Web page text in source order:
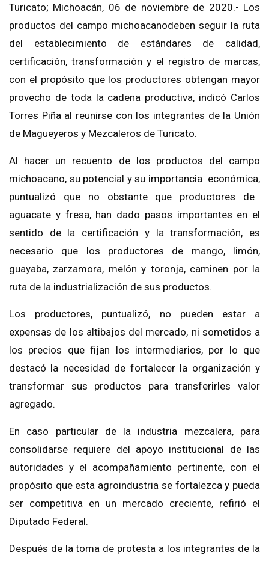
Turicato; Michoacán, 06 de noviembre de 2020.- Los
productos del campo michoacanodeben seguir la ruta
del establecimiento de estándares de calidad,
certificación, transformacióny el registro de marcas,
con el propósito que los productores obtengan mayor
provecho de toda la cadena productiva, indicó Carlos
Torres Piña al reunirse con los integrantes de la Unión
de Magueyeros y Mezcaleros de Turicato.
Al hacer un recuento de los productos del campo
michoacano, su potencial y su importancia económica,
puntualizó que no obstante que productores de
aguacate y fresa, han dado pasos importantes en el
sentido de la certificación y latransformación, es
necesario que los productores de mango, limón,
guayaba, zarzamora, melón y toronja, caminen por la
ruta de la industrialización de sus productos.
Los productores, puntualizó, no pueden estar a
expensas de los altibajos del mercado, ni sometidos a
los precios que fijan los intermediarios, por lo que
destacó la necesidad de fortalecer la organización y
transformar sus productos para transferirles valor
agregado.
En caso particular dela industria mezcalera, para
consolidarse requiere del apoyo institucional de las
autoridades y el acompañamiento pertinente, con el
propósito que esta agroindustria se fortalezca y pueda
ser competitiva en un mercado creciente, refirió el
Diputado Federal.
Después de la toma de protesta a los integrantes de la